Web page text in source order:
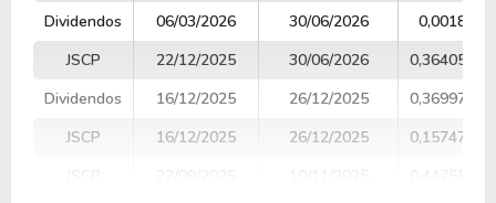
Dividendos
06/03/2026 30/06/2026
0,001815
JSCP
22/12/2025 30/06/2026
0,36405700
Dividendos
16/12/2025 26/12/2025
0,36997700
JSCP
16/12/2025 26/12/2025
0,15747499